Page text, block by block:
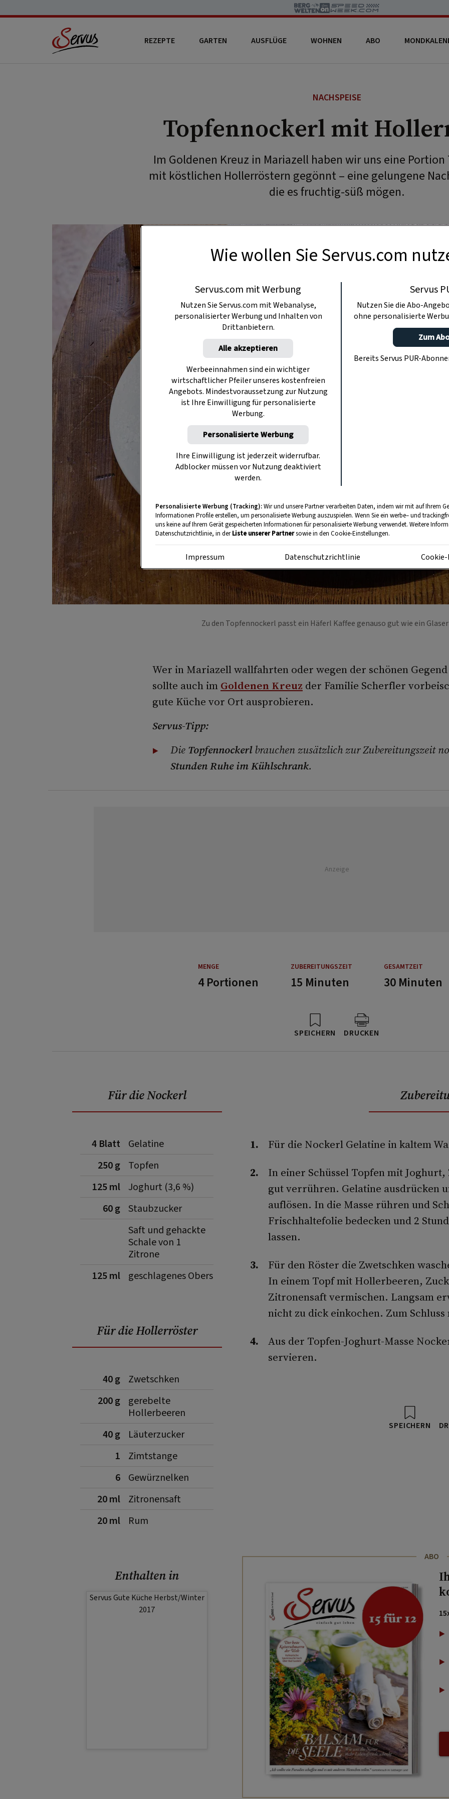
REZEPTE GARTEN AUSFLÜGE WOHNEN ABO
NACHSPEISE
Topfennockerl mit
Im Goldenen Kreuz in Mariazell haben wir uns eine
mit köstlichen Hollerröstern gegönnt – eine gelungene
die es fruchtig-süß mögen.
Zu den Topfennockerl passt ein Häferl Kaffee genauso gut wie ein
Wer in Mariazell wallfahrten oder wegen der schönen
sollte auch im Goldenen Kreuz der Familie Scherfler
gute Küche vor Ort ausprobieren.
Servus-Tipp:
Die Topfennockerl brauchen zusätzlich zur Zubereitungszeit
Stunden Ruhe im Kühlschrank.
Anzeige
MENGE ZUBEREITUNGSZEIT GESAMTZEIT
4 Portionen 15 Minuten 30 Minuten
SPEICHERN DRUCKEN
Für die Nockerl
4 Blatt
Gelatine
250 g
Topfen
125 ml
Joghurt (3,6 %)
60 g Staubzucker
Saft und gehackte
Schale von 1
Zitrone
125 ml
geschlagenes Obers
Für die Hollerröster
40 g
Zwetschken
200 g
gerebelte
Hollerbeeren
40 g
Läuterzucker
1
Zimtstange
6
Gewürznelken
20 ml
Zitronensaft
20 ml
Rum
Enthalten in
Servus Gute Küche Herbst/Winter
2017
Für die Nockerl Gelatine in kaltem
In einer Schüssel Topfen mit
gut verrühren. Gelatine ausdrücken
auflösen. In die Masse rühren und
Frischhaltefolie bedecken und 2
lassen.
Für den Röster die Zwetschken
In einem Topf mit Hollerbeeren,
Zitronensaft vermischen. Langsam
nicht zu dick einkochen. Zum
Aus der Topfen-Joghurt-Masse
servieren.
SPEICHERN
ABO
Wie wollen Sie Servus.com
Servus.com mit Werbung
Nutzen Sie Servus.com mit Webanalyse,
personalisierter Werbung und Inhalten von
Drittanbietern.
Alle akzeptieren
Werbeeinnahmen sind ein wichtiger
wirtschaftlicher Pfeiler unseres kostenfreien
Angebots. Mindestvoraussetzung zur Nutzung
ist Ihre Einwilligung für personalisierte
Werbung.
Personalisierte Werbung
Ihre Einwilligung ist jederzeit widerrufbar.
Adblocker müssen vor Nutzung deaktiviert
werden.
Servus
Nutzen Sie die Abo-
ohne personalisierte
Zum
Bereits Servus PUR-
Personalisierte Werbung (Tracking):Wir und unsere Partner verarbeiten Daten, indem wir mit auf Ihrem
Informationen Profile erstellen, um personalisierte Werbung auszuspielen. Wenn Sie ein werbe– und
uns keine auf Ihrem Gerät gespeicherten Informationen für personalisierte Werbung verwendet. Weitere
Datenschutzrichtlinie, in derListe unserer Partnersowie in den Cookie-Einstellungen.
Impressum Datenschutzrichtlinie